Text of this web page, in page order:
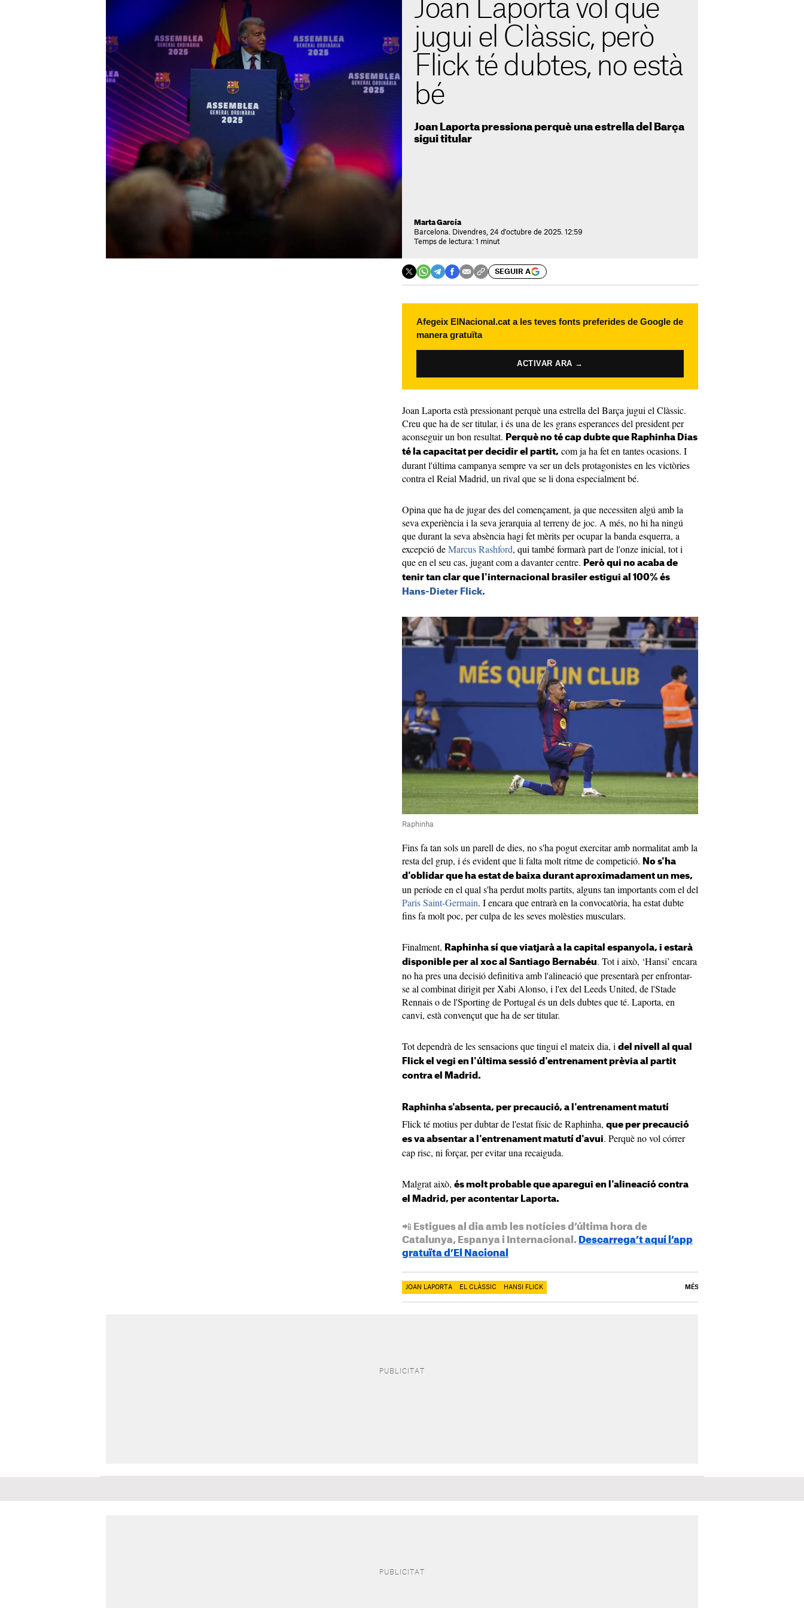
Joan Laporta vol que
jugui el Clàssic, però
Flick té dubtes, no està
bé
Joan Laporta pressiona perquè una estrella del Barça
sigui titular
Marta García
Barcelona. Divendres, 24 d'octubre de 2025. 12:59
Temps de lectura: 1 minut
SEGUIR A
Afegeix ElNacional.cat a les teves fonts preferides de Google de
manera gratuïta
ACTIVAR ARA →
Joan Laporta està pressionant perquè una estrella del Barça jugui el Clàssic.
Creu que ha de ser titular, i és una de les grans esperances del president per
aconseguir un bon resultat. Perquè no té cap dubte que Raphinha Dias
té la capacitat per decidir el partit, com ja ha fet en tantes ocasions. I
durant l'última campanya sempre va ser un dels protagonistes en les victòries
contra el Reial Madrid, un rival que se li dona especialment bé.
Opina que ha de jugar des del començament, ja que necessiten algú amb la
seva experiència i la seva jerarquia al terreny de joc. A més, no hi ha ningú
que durant la seva absència hagi fet mèrits per ocupar la banda esquerra, a
excepció deMarcus Rashford, qui també formarà part de l'onze inicial, tot i
que en el seu cas, jugant com a davanter centre. Però qui no acaba de
tenir tan clar que l'internacional brasiler estigui al 100% és
Hans-Dieter Flick.
Raphinha
Fins fa tan sols un parell de dies, no s'ha pogut exercitar amb normalitat amb la
resta del grup, i és evident que li falta molt ritme de competició. No s'ha
d'oblidar que ha estat de baixa durant aproximadament un mes,
un període en el qual s'ha perdut molts partits, alguns tan importants com el del
Paris Saint-Germain. I encara que entrarà en la convocatòria, ha estat dubte
fins fa molt poc, per culpa de les seves molèsties musculars.
Finalment, Raphinha sí que viatjarà a la capital espanyola, i estarà
disponible per al xoc al Santiago Bernabéu. Tot i això, ‘Hansi’ encara
no ha pres una decisió definitiva amb l'alineació que presentarà per enfrontar-
se al combinat dirigit per Xabi Alonso, i l'ex del Leeds United, de l'Stade
Rennais o de l'Sporting de Portugal és un dels dubtes que té. Laporta, en
canvi, està convençut que ha de ser titular.
Tot dependrà de les sensacions que tingui el mateix dia, i del nivell al qual
Flick el vegi en l'última sessió d'entrenament prèvia al partit
contra el Madrid.
Raphinha s'absenta, per precaució, a l'entrenament matutí
Flick té motius per dubtar de l'estat físic de Raphinha, que per precaució
es va absentar a l'entrenament matutí d'avui. Perquè no vol córrer
cap risc, ni forçar, per evitar una recaiguda.
Malgrat això, és molt probable que aparegui en l'alineació contra
el Madrid, per acontentar Laporta.
📲 Estigues al dia amb les notícies d’última hora de
Catalunya, Espanya i Internacional. Descarrega’t aquí l’app
gratuïta d’El Nacional
JOAN LAPORTA EL CLÀSSIC HANSI FLICK MÉS